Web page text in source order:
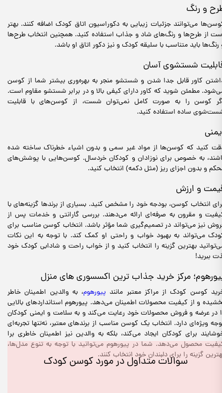
و رنگ
می‌توانند جزئیات زیبایی به دکوراسیون اتاق کودک اضافه کنند. بهتر
از طرح‌ها و رنگ‌های شاد و جذاب استفاده کنید. همچنین انتخاب طرح‌ها
رنگ‌ها باید متناسب با سلیقه کودک و نیز دکور اتاق او باشد.
شستشوی آسان
کاور قابل جدا شدن و شستشو منجر به بهره‌وری بیشتر شما از کوسن
مطمئن شوید که کاور دارای کیفی بالا و در برابر شستشو مقاوم است.
کوسن را به صورت کامل نمی‌توان شست، از کوسن‌های با قابلیت
ساده استفاده کنید.
کنید که کوسن‌ها از مواد غیر سمی و بدون اشیاء خطرناک ساخته شده
به خصوص برای نوزادان و کودکان خردسال. کوسن‌هایی با پوشش‌های
و بدون اجزای ریز (مثل دکمه) انتخاب کنید.
و ارزش
انتخاب کوسن، بودجه خود را مشخص کنید. بسیاری از برندها گزینه‌های با
و مقرون به صرفه‌ای ارائه می‌دهند. بررسی گارانتی و خدمات پس از
نیز می‌تواند در تصمیم‌گیری شما مؤثر باشد. انتخاب کوسن مناسب برای
می‌تواند به بهبود خواب و راحتی او کمک کند. با توجه به این نکات
بهترین گزینه را انتخاب کنید و از خواب راحت و شادابی کودک خود
ببرید!
مرکز خرید جذاب ترین اکسسوری های منزل
کوسن کودک از مراکز معتبر مانند پیورهوم، به والدین اطمینان خاطر
و از کیفیت محصولات اطمینان می‌دهد. پیورهوم استانداردهای بالایی
در عرضه و فروش محصولات خود رعایت می‌کند و به سلامت و ایمنی کودکان
ویژه‌ای دارد. انتخاب یک کوسن مناسب از برندهای معتبر، نه‌تنها تجربه‌ای
برای کودکان ایجاد می‌کند، بلکه به والدین نیز اطمینان خاطری برا
محصول می‌دهد. شما در پیورهوم می‌توانید با توجه به تنوع مدل‌ها،
گزینه را برای دلبندان خود انتخاب کنند.
سوالات متداول در مورد کوسن کودک